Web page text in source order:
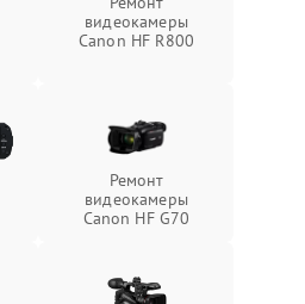
видеокамеры
Canon HF R800
Ремонт
видеокамеры
Canon HF G70